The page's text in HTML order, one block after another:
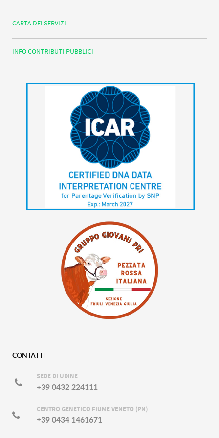
CARTA DEI SERVIZI
INFO CONTRIBUTI PUBBLICI
CONTATTI
SEDE DI UDINE
+39 0432 224111
CENTRO GENETICO FIUME VENETO (PN)
+39 0434 1461671